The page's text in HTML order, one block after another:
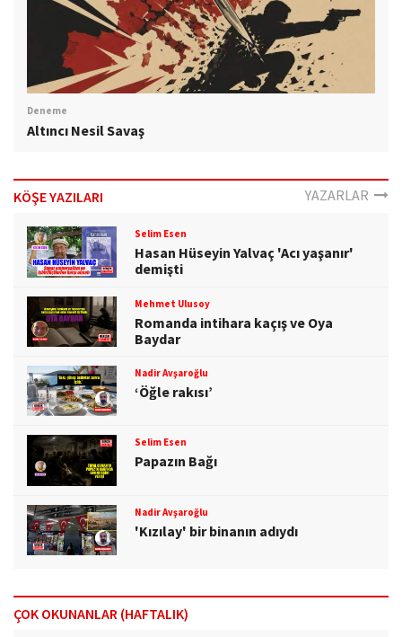
Deneme
Altıncı Nesil Savaş
KÖŞE YAZILARI YAZARLAR
Selim Esen
Hasan Hüseyin Yalvaç 'Acı yaşanır'
demişti
Mehmet Ulusoy
Romanda intihara kaçış ve Oya
Baydar
Nadir Avşaroğlu
‘Öğle rakısı’
Selim Esen
Papazın Bağı
Nadir Avşaroğlu
'Kızılay' bir binanın adıydı
ÇOK OKUNANLAR (HAFTALIK)